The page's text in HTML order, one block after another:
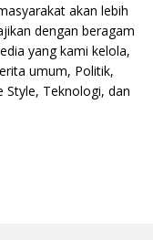
akan lebih
dengan beragam
yang kami kelola,
umum, Politik,
Style, Teknologi, dan